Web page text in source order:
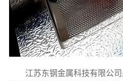
江苏东钢金属科技有限公